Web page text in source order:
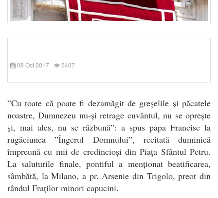
08 Oct 2017 5407
”Cu toate că poate fi dezamăgit de greșelile și păcatele
noastre, Dumnezeu nu-și retrage cuvântul, nu se oprește
și, mai ales, nu se răzbună”: a spus papa Francisc la
rugăciunea ”Îngerul Domnului”, recitată duminică
împreună cu mii de credincioși din Piața Sfântul Petru.
La saluturile finale, pontiful a menționat beatificarea,
sâmbătă, la Milano, a pr. Arsenie din Trigolo, preot din
rândul Fraților minori capucini.